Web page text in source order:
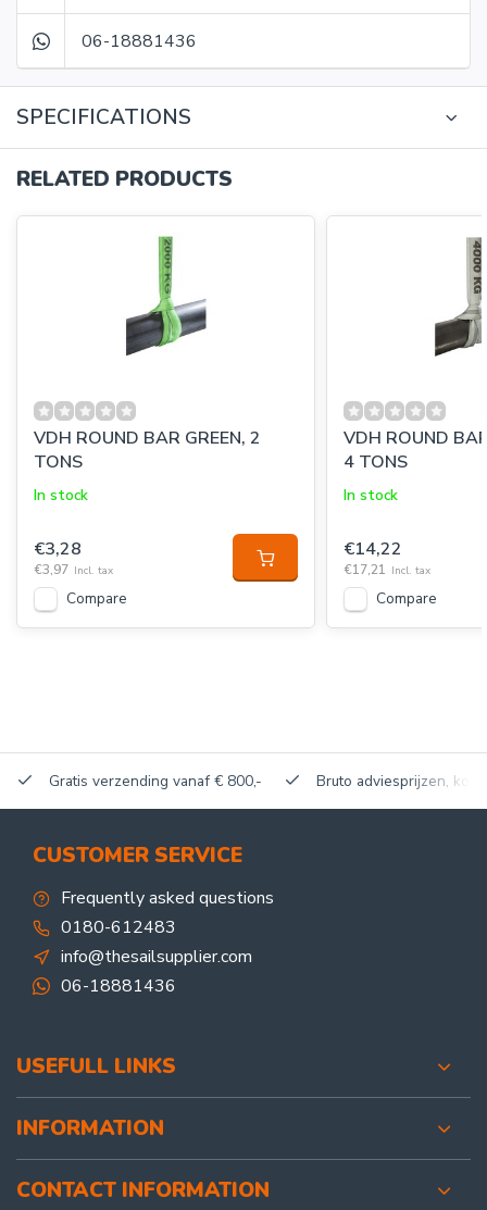
06-18881436
SPECIFICATIONS
RELATED PRODUCTS
VDH ROUND BAR GREEN, 2
TONS
In stock
€3,28
€3,97 Incl. tax
Compare
VDH ROUND
4 TONS
In stock
€14,22
€17,21 Incl. tax
Compare
Gratis verzending vanaf € 800,- Bruto adviesprijzen,
CUSTOMER SERVICE
Frequently asked questions
0180-612483
info@thesailsupplier.com
06-18881436
USEFULL LINKS
INFORMATION
CONTACT INFORMATION